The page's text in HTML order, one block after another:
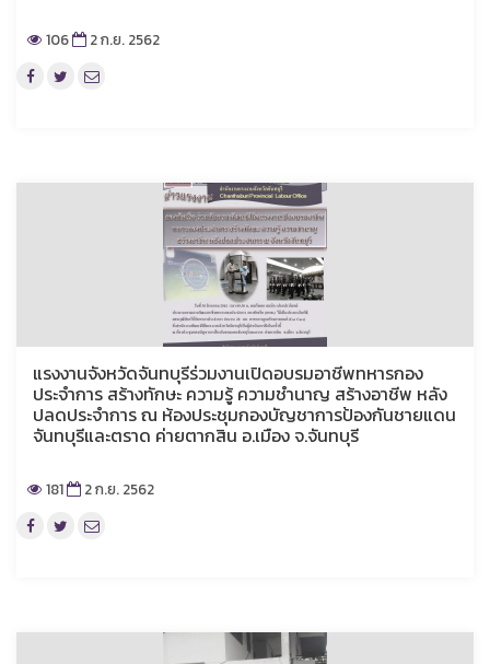
106 2 ก.ย. 2562
แรงงานจังหวัดจันทบุรีร่วมงานเปิดอบรมอาชีพทหารกอง
ประจำการ สร้างทักษะ ความรู้ ความชำนาญ สร้างอาชีพ หลัง
ปลดประจำการ ณ ห้องประชุมกองบัญชาการป้องกันชายแดน
จันทบุรีและตราด ค่ายตากสิน อ.เมือง จ.จันทบุรี
181 2 ก.ย. 2562